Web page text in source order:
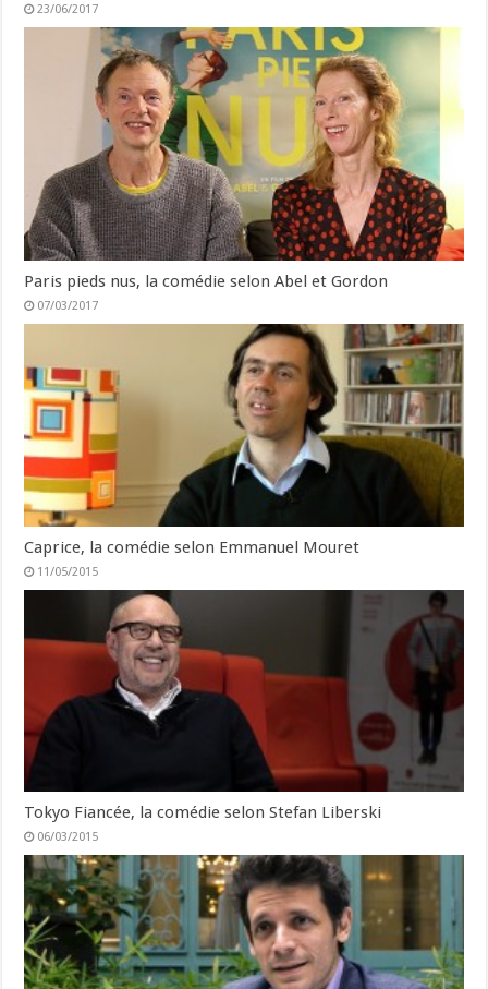
23/06/2017
Paris pieds nus, la comédie selon Abel et Gordon
07/03/2017
Caprice, la comédie selon Emmanuel Mouret
11/05/2015
Tokyo Fiancée, la comédie selon Stefan Liberski
06/03/2015